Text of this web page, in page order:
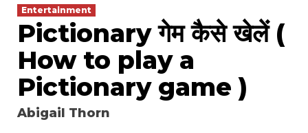
Entertainment
Pictionary गेम कैसे खेलें (
How to play a
Pictionary game )
Abigail Thorn